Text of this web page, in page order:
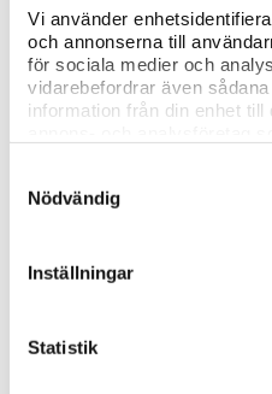
Vi använder
och annonserna till
för sociala medier och
vidarebefordrar även
information från din enhet
information som du har
samlat in när du har använt
Nödvändig
Inställningar
Statistik
Rött vin Vitt vin